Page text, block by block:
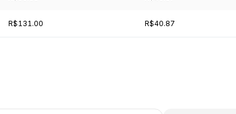
R$131.00 R$40.87